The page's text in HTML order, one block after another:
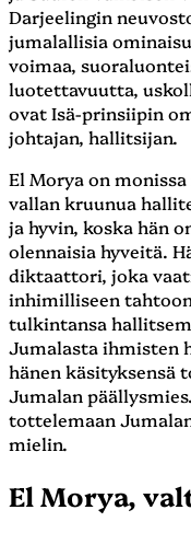
Darjeelingin
jumalallisia
voimaa,
luotettavuutta,
ovat Isä-prinsiipin
johtajan, hallitsijan.
El Morya on
vallan kruunua
ja hyvin, koska hän
olennaisia hyveitä.
diktaattori, joka
inhimilliseen
tulkintansa
Jumalasta ihmisten
hänen käsityksensä
Jumalan
tottelemaan
mielin.
El Morya,